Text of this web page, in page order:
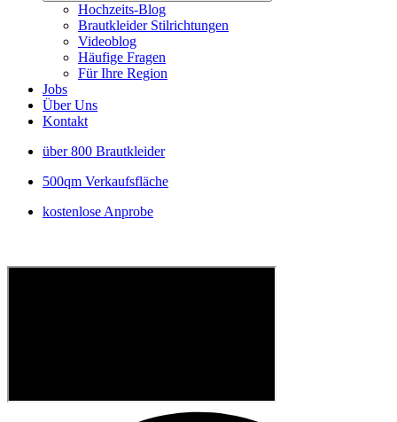
Hochzeits-Blog
Brautkleider Stilrichtungen
Videoblog
Häufige Fragen
Für Ihre Region
Jobs
Über Uns
Kontakt
über 800 Brautkleider
500qm Verkaufsfläche
kostenlose Anprobe